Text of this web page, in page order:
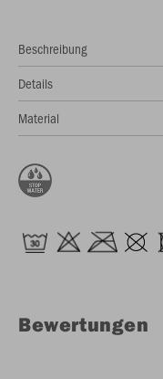
Beschreibung
Details
Material
Bewertungen